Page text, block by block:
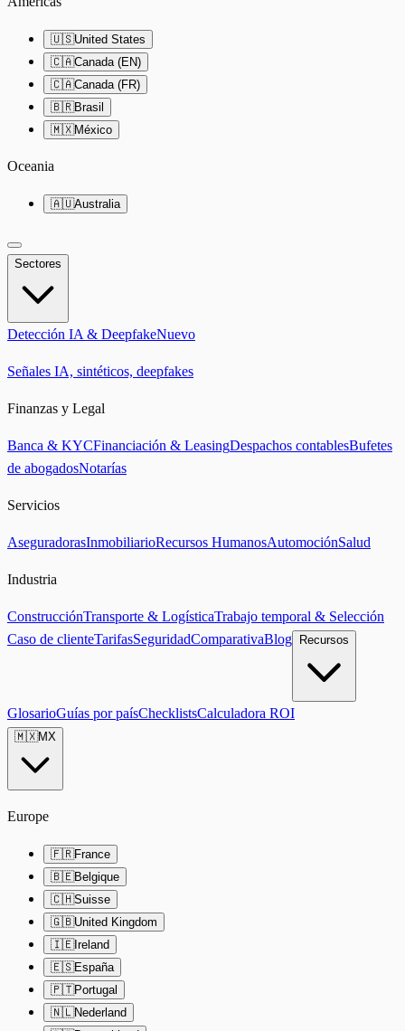
🇺🇸United States
🇨🇦Canada (EN)
🇨🇦Canada (FR)
🇧🇷Brasil
🇲🇽México
Oceania
🇦🇺Australia
Sectores
Detección IA & DeepfakeNuevo
Señales IA, sintéticos, deepfakes
Finanzas y Legal
Banca & KYCFinanciación & LeasingDespachos contablesBufetes
de abogadosNotarías
Servicios
AseguradorasInmobiliarioRecursos HumanosAutomociónSalud
Industria
ConstrucciónTransporte & LogísticaTrabajo temporal & Selección
Caso de clienteTarifasSeguridadComparativaBlog Recursos
GlosarioGuías por paísChecklistsCalculadora ROI
🇲🇽MX
Europe
🇫🇷France
🇧🇪Belgique
🇨🇭Suisse
🇬🇧United Kingdom
🇮🇪Ireland
🇪🇸España
🇵🇹Portugal
🇳🇱Nederland